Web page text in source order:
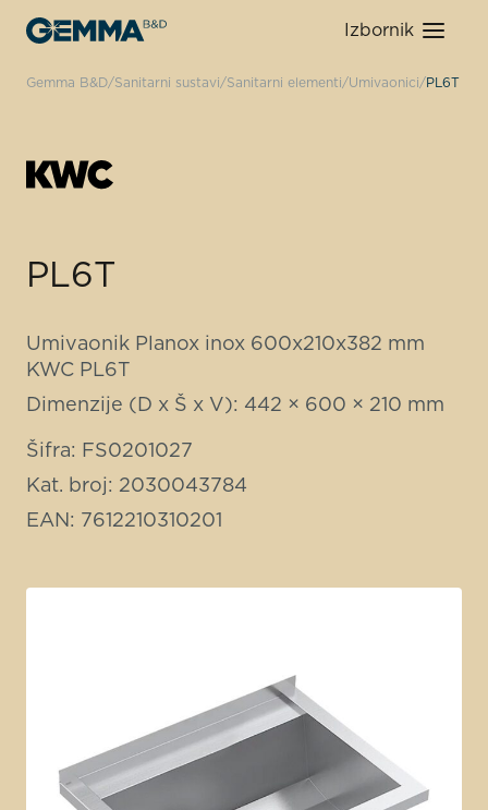
Izbornik
Gemma B&D Sanitarni sustavi Sanitarni elementi Umivaonici PL6T
PL6T
Umivaonik Planox inox 600x210x382 mm
KWC PL6T
Dimenzije (D x Š x V): 442 × 600 × 210 mm
Šifra: FS0201027
Kat. broj: 2030043784
EAN: 7612210310201